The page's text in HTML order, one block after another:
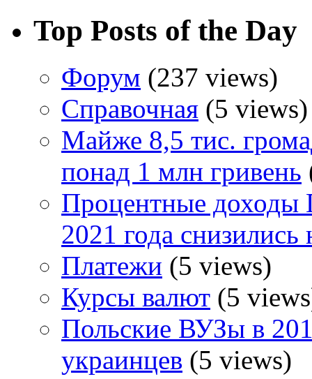
Top Posts of the Day
Форум (237 views)
Справочная (5 views)
Майже 8,5 тис.
понад 1 млн гривень
Процентные доходы
2021 года снизились
Платежи (5 views)
Курсы валют (5
Польские ВУЗы в
украинцев (5 views)